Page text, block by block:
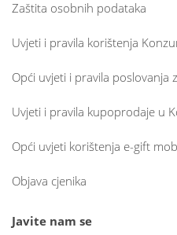
Zaštita osobnih podataka
Uvjeti i pravila korištenja
Opći uvjeti i pravila
Uvjeti i pravila kupoprodaje u
Opći uvjeti korištenja e-gift
Objava cjenika
Javite nam se